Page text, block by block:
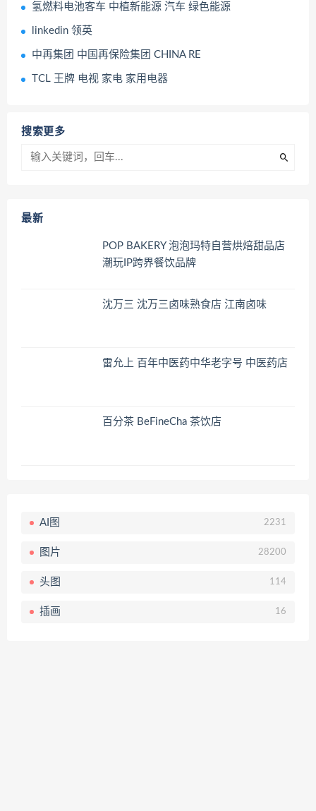
氢燃料电池客车 中植新能源 汽车 绿色能源
linkedin 领英
中再集团 中国再保险集团 CHINA RE
TCL 王牌 电视 家电 家用电器
搜索更多
最新
POP BAKERY 泡泡玛特自营烘焙甜品店
潮玩IP跨界餐饮品牌
沈万三 沈万三卤味熟食店 江南卤味
雷允上 百年中医药中华老字号 中医药店
百分茶 BeFineCha 茶饮店
AI图 2231
图片 28200
头图 114
插画 16